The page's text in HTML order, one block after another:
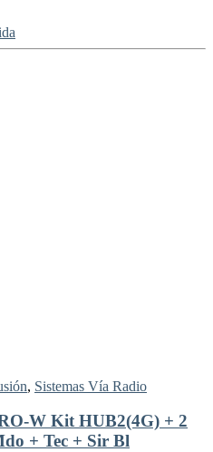
, Sistemas Vía Radio
W Kit HUB2(4G) + 2
+ Tec + Sir Bl